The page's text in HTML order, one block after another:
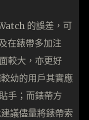
的誤差，可
在錶帶多加注
較大，亦更好
幼的用戶其實應
手；而錶帶方
議儘量將錶帶索